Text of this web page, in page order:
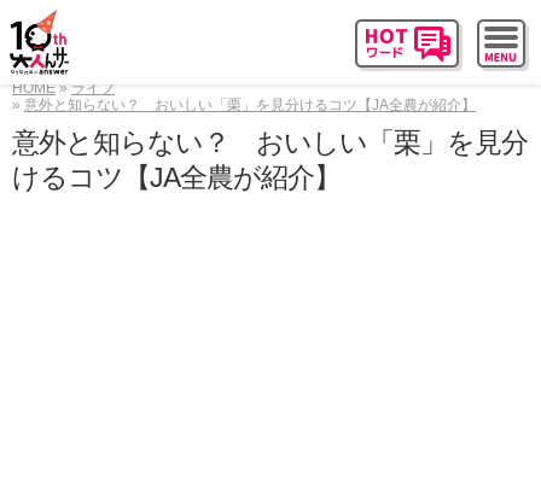
HOME
ライフ
意外と知らない？ おいしい「栗」を見分けるコツ【JA全農が紹介】
意外と知らない？ おいしい「栗」を見分
けるコツ【JA全農が紹介】